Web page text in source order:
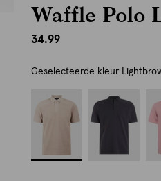
Waffle Polo
34.99
Geselecteerde kleur